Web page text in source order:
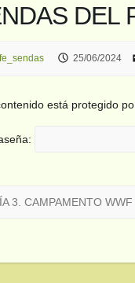
DEL
25/06/2024
está protegido
3. CAMPAMENTO